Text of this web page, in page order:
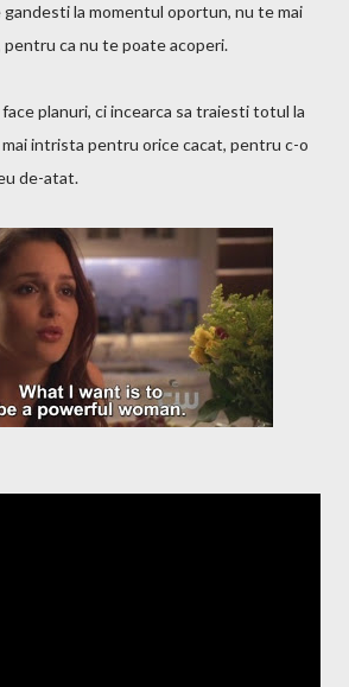
la momentul oportun, nu te mai
ca nu te poate acoperi.
planuri, ci incearca sa traiesti totul la
intrista pentru orice cacat, pentru c-o
de-atat.